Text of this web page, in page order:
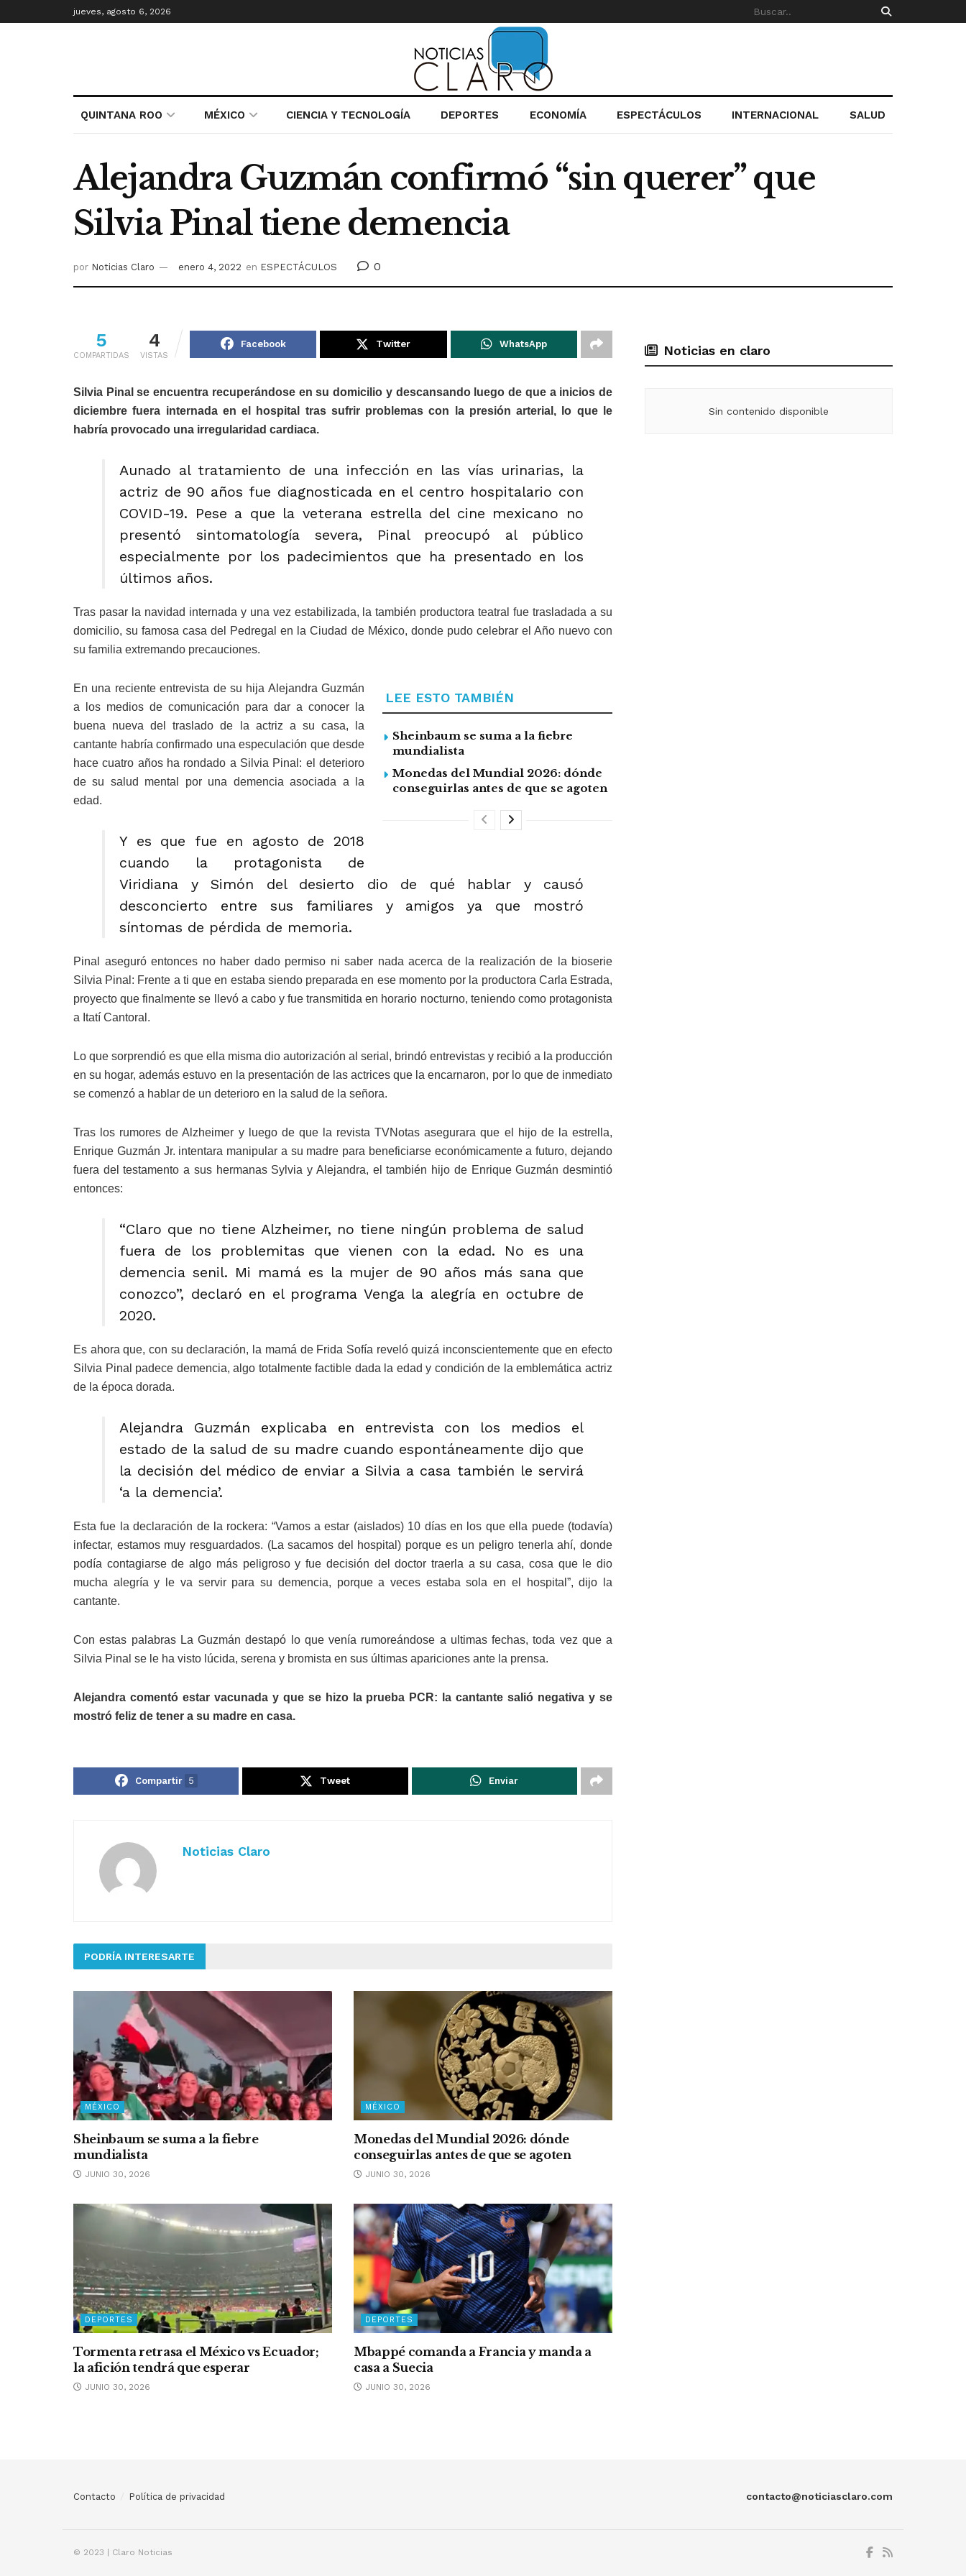
jueves, agosto 6, 2026
QUINTANA ROO MÉXICO CIENCIA Y TECNOLOGÍA DEPORTES ECONOMÍA ESPECTÁCULOS INTERNACIONAL SALUD
Alejandra Guzmán confirmó “sin querer” que
Silvia Pinal tiene demencia
por Noticias Claro enero 4, 2022 en ESPECTÁCULOS 0
5
COMPARTIDAS
4
VISTAS
Facebook Twitter WhatsApp
Silvia Pinal se encuentra recuperándose en su domicilio y descansando luego de que a inicios de
diciembre fuera internada en el hospital tras sufrir problemas con la presión arterial, lo que le
habría provocado una irregularidad cardiaca.
Aunado al tratamiento de una infección en las vías urinarias, la
actriz de 90 años fue diagnosticada en el centro hospitalario con
COVID-19. Pese a que la veterana estrella del cine mexicano no
presentó sintomatología severa, Pinal preocupó al público
especialmente por los padecimientos que ha presentado en los
últimos años.
Tras pasar la navidad internada y una vez estabilizada, la también productora teatral fue trasladada a su
domicilio, su famosa casa del Pedregal en la Ciudad de México, donde pudo celebrar el Año nuevo con
su familia extremando precauciones.
LEE ESTO TAMBIÉN
Sheinbaum se suma a la fiebre
mundialista
Monedas del Mundial 2026: dónde
conseguirlas antes de que se agoten
En una reciente entrevista de su hija Alejandra Guzmán
a los medios de comunicación para dar a conocer la
buena nueva del traslado de la actriz a su casa, la
cantante habría confirmado una especulación que desde
hace cuatro años ha rondado a Silvia Pinal: el deterioro
de su salud mental por una demencia asociada a la
edad.
Y es que fue en agosto de 2018
cuando la protagonista de
Viridiana y Simón del desierto dio de qué hablar y causó
desconcierto entre sus familiares y amigos ya que mostró
síntomas de pérdida de memoria.
Pinal aseguró entonces no haber dado permiso ni saber nada acerca de la realización de la bioserie
Silvia Pinal: Frente a ti que en estaba siendo preparada en ese momento por la productora Carla Estrada,
proyecto que finalmente se llevó a cabo y fue transmitida en horario nocturno, teniendo como protagonista
a Itatí Cantoral.
Lo que sorprendió es que ella misma dio autorización al serial, brindó entrevistas y recibió a la producción
en su hogar, además estuvo en la presentación de las actrices que la encarnaron, por lo que de inmediato
se comenzó a hablar de un deterioro en la salud de la señora.
Tras los rumores de Alzheimer y luego de que la revista TVNotas asegurara que el hijo de la estrella,
Enrique Guzmán Jr. intentara manipular a su madre para beneficiarse económicamente a futuro, dejando
fuera del testamento a sus hermanas Sylvia y Alejandra, el también hijo de Enrique Guzmán desmintió
entonces:
“Claro que no tiene Alzheimer, no tiene ningún problema de salud
fuera de los problemitas que vienen con la edad. No es una
demencia senil. Mi mamá es la mujer de 90 años más sana que
conozco”, declaró en el programa Venga la alegría en octubre de
2020.
Es ahora que, con su declaración, la mamá de Frida Sofía reveló quizá inconscientemente que en efecto
Silvia Pinal padece demencia, algo totalmente factible dada la edad y condición de la emblemática actriz
de la época dorada.
Alejandra Guzmán explicaba en entrevista con los medios el
estado de la salud de su madre cuando espontáneamente dijo que
la decisión del médico de enviar a Silvia a casa también le servirá
‘a la demencia’.
Esta fue la declaración de la rockera: “Vamos a estar (aislados) 10 días en los que ella puede (todavía)
infectar, estamos muy resguardados. (La sacamos del hospital) porque es un peligro tenerla ahí, donde
podía contagiarse de algo más peligroso y fue decisión del doctor traerla a su casa, cosa que le dio
mucha alegría y le va servir para su demencia, porque a veces estaba sola en el hospital”, dijo la
cantante.
Con estas palabras La Guzmán destapó lo que venía rumoreándose a ultimas fechas, toda vez que a
Silvia Pinal se le ha visto lúcida, serena y bromista en sus últimas apariciones ante la prensa.
Alejandra comentó estar vacunada y que se hizo la prueba PCR: la cantante salió negativa y se
mostró feliz de tener a su madre en casa.
Compartir 5 Tweet Enviar
Noticias Claro
PODRÍA INTERESARTE
MÉXICO
Sheinbaum se suma a la fiebre
mundialista
JUNIO 30, 2026
MÉXICO
Monedas del Mundial 2026: dónde
conseguirlas antes de que se agoten
JUNIO 30, 2026
DEPORTES
Tormenta retrasa el México vs Ecuador;
la afición tendrá que esperar
JUNIO 30, 2026
DEPORTES
Mbappé comanda a Francia y manda a
casa a Suecia
JUNIO 30, 2026
Noticias en claro
Sin contenido disponible
Contacto Política de privacidad contacto@noticiasclaro.com
© 2023 | Claro Noticias